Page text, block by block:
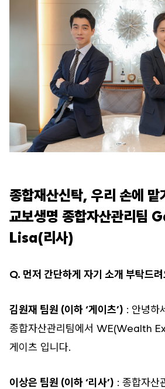
종합재산신탁, 우리 손에 맡
교보생명 종합자산관리팀
Lisa(리사)
Q. 먼저 간단하게 자기 소개 부탁드
김원재 팀원 (이하 ‘게이츠’) : 안녕하
종합자산관리팀에서 WE(Wealth
게이츠 입니다.
이상은 팀원 (이하 ‘리사’) : 종합자산